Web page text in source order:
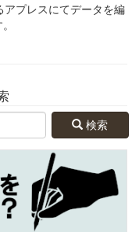
プレスにてデータを編
検索